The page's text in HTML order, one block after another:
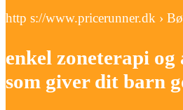
http s://www.pricerunner.dk ›
enkel zoneterapi og
som giver dit barn